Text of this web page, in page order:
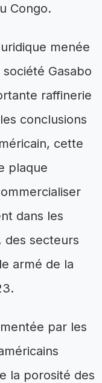
Congo.
menée
Gasabo
raffinerie
conclusions
cette
plaque
dans les
des secteurs
armé de la
par les
la porosité des